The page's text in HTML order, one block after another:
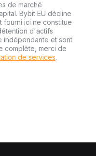
de marché
Bybit EU décline
fourni ici ne constitue
d'actifs
indépendante et sont
complète, merci de
de services.